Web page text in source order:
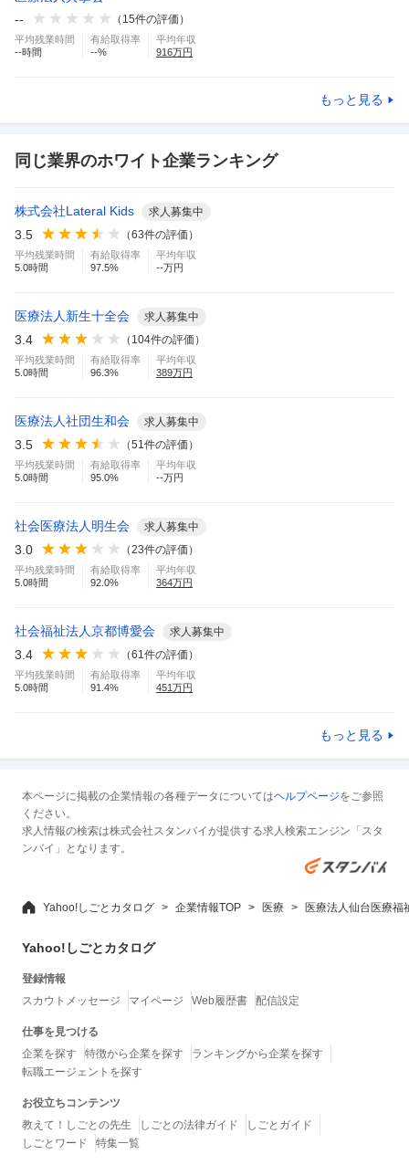
--
（ 15件の評価）
平均残業時間
--時間
有給取得率
--%
平均年収
916万円
もっと見る
同じ業界のホワイト企業ランキング
株式会社Lateral Kids 求人募集中
3.5 （63件の評価）
平均残業時間
5.0時間
有給取得率
97.5%
平均年収
--万円
医療法人新生十全会 求人募集中
3.4 （ 104件の評価）
平均残業時間
5.0時間
有給取得率
96.3%
平均年収
389万円
医療法人社団生和会 求人募集中
3.5 （51 件の評価）
平均残業時間
5.0時間
有給取得率
95.0%
平均年収
--万円
社会医療法人明生会 求人募集中
3.0 （23件の評価）
平均残業時間
5.0時間
有給取得率
92.0%
平均年収
364万円
社会福祉法人京都博愛会 求人募集中
3.4 （61 件の評価）
平均残業時間
5.0時間
有給取得率
91.4%
平均年収
451万円
もっと見る
本ページに掲載の企業情報の各種データについてはヘルプページをご参照
ください。
求人情報の検索は株式会社スタンバイが提供する求人検索エンジン「スタ
ンバイ」となります。
Yahoo!しごとカタログ 企業情報TOP 医療 医療法人仙台医療福
Yahoo!しごとカタログ
登録情報
スカウトメッセージ
マイページ Web履歴書 配信設定
仕事を見つける
企業を探す
特徴から企業を探す
ランキングから企業を探す
転職エージェントを探す
お役立ちコンテンツ
教えて！しごとの先生
しごとの法律ガイド
しごとガイド
しごとワード
特集一覧